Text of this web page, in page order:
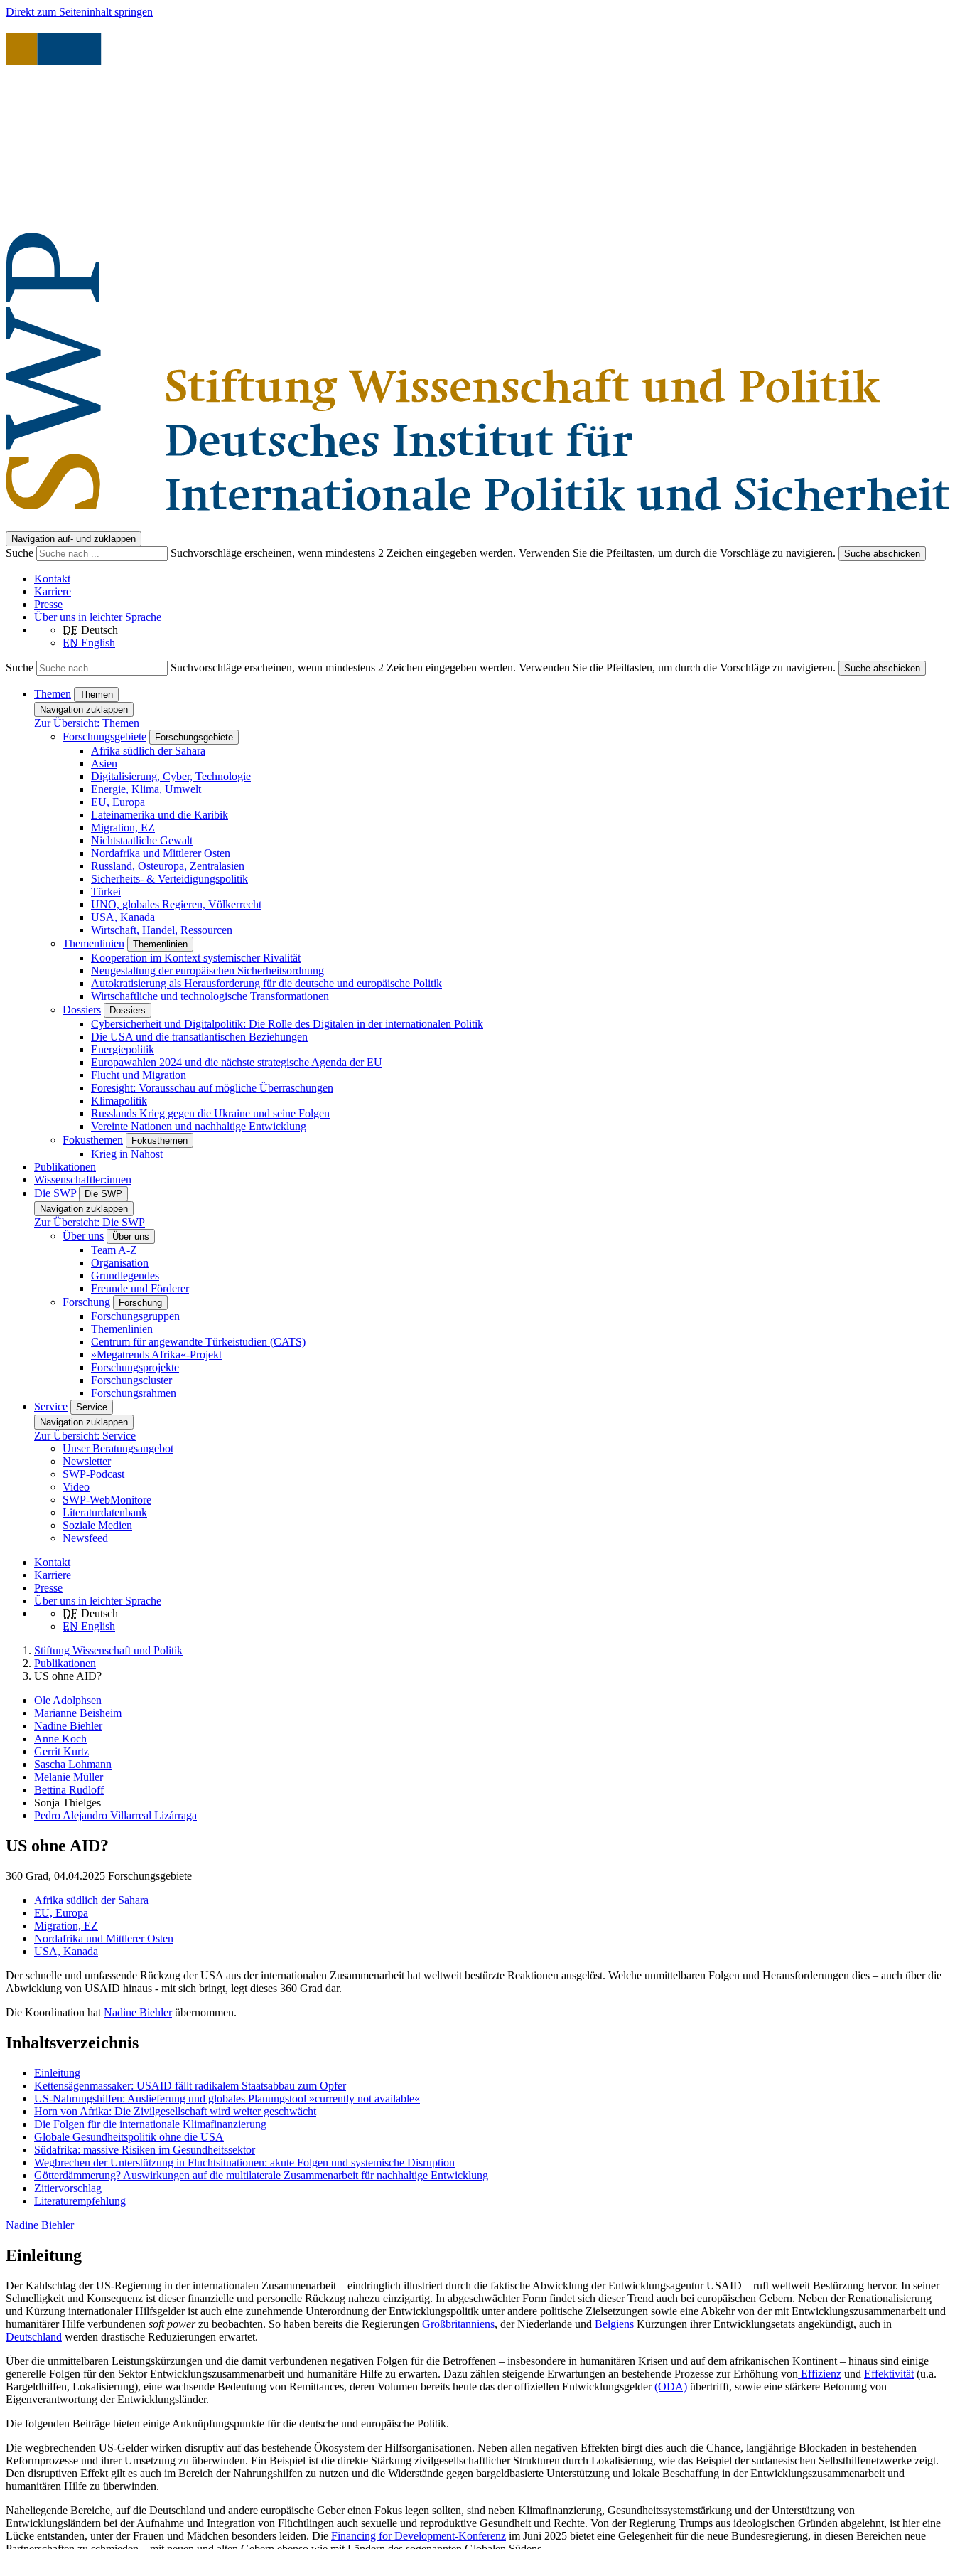
Direkt zum Seiteninhalt springen
Navigation auf- und zuklappen
Suche Suchvorschläge erscheinen, wenn mindestens 2 Zeichen eingegeben werden. Verwenden Sie die Pfeiltasten, um durch die Vorschläge zu navigieren. Suche abschicken
Kontakt
Karriere
Presse
Über uns in leichter Sprache
DE Deutsch
EN English
Suche Suchvorschläge erscheinen, wenn mindestens 2 Zeichen eingegeben werden. Verwenden Sie die Pfeiltasten, um durch die Vorschläge zu navigieren. Suche abschicken
Themen
Themen
Navigation zuklappen
Zur Übersicht: Themen
Forschungsgebiete
Forschungsgebiete
Afrika südlich der Sahara
Asien
Digitalisierung, Cyber, Technologie
Energie, Klima, Umwelt
EU, Europa
Lateinamerika und die Karibik
Migration, EZ
Nichtstaatliche Gewalt
Nordafrika und Mittlerer Osten
Russland, Osteuropa, Zentralasien
Sicherheits- & Verteidigungspolitik
Türkei
UNO, globales Regieren, Völkerrecht
USA, Kanada
Wirtschaft, Handel, Ressourcen
Themenlinien
Themenlinien
Kooperation im Kontext systemischer Rivalität
Neugestaltung der europäischen Sicherheitsordnung
Autokratisierung als Herausforderung für die deutsche und europäische Politik
Wirtschaftliche und technologische Transformationen
Dossiers
Dossiers
Cybersicherheit und Digitalpolitik: Die Rolle des Digitalen in der internationalen Politik
Die USA und die transatlantischen Beziehungen
Energiepolitik
Europawahlen 2024 und die nächste strategische Agenda der EU
Flucht und Migration
Foresight: Vorausschau auf mögliche Überraschungen
Klimapolitik
Russlands Krieg gegen die Ukraine und seine Folgen
Vereinte Nationen und nachhaltige Entwicklung
Fokusthemen
Fokusthemen
Krieg in Nahost
Publikationen
Wissenschaftler:innen
Die SWP
Die SWP
Navigation zuklappen
Zur Übersicht: Die SWP
Über uns
Über uns
Team A-Z
Organisation
Grundlegendes
Freunde und Förderer
Forschung
Forschung
Forschungsgruppen
Themenlinien
Centrum für angewandte Türkeistudien (CATS)
»Megatrends Afrika«-Projekt
Forschungsprojekte
Forschungscluster
Forschungsrahmen
Service
Service
Navigation zuklappen
Zur Übersicht: Service
Unser Beratungsangebot
Newsletter
SWP-Podcast
Video
SWP-WebMonitore
Literaturdatenbank
Soziale Medien
Newsfeed
Kontakt
Karriere
Presse
Über uns in leichter Sprache
DE Deutsch
EN English
Stiftung Wissenschaft und Politik
Publikationen
US ohne AID?
Ole Adolphsen
Marianne Beisheim
Nadine Biehler
Anne Koch
Gerrit Kurtz
Sascha Lohmann
Melanie Müller
Bettina Rudloff
Sonja Thielges
Pedro Alejandro Villarreal Lizárraga
US ohne AID?
360 Grad, 04.04.2025 Forschungsgebiete
Afrika südlich der Sahara
EU, Europa
Migration, EZ
Nordafrika und Mittlerer Osten
USA, Kanada
Der schnelle und umfassende Rückzug der USA aus der internationalen Zusammenarbeit hat weltweit bestürzte Reaktionen ausgelöst. Welche unmittelbaren Folgen und Herausforderungen dies – auch über die
Abwicklung von USAID hinaus - mit sich bringt, legt dieses 360 Grad dar.
Die Koordination hat Nadine Biehlerübernommen.
Inhaltsverzeichnis
Einleitung
Kettensägenmassaker: USAID fällt radikalem Staatsabbau zum Opfer
US-Nahrungshilfen: Auslieferung und globales Planungstool »currently not available«
Horn von Afrika: Die Zivilgesellschaft wird weiter geschwächt
Die Folgen für die internationale Klimafinanzierung
Globale Gesundheitspolitik ohne die USA
Südafrika: massive Risiken im Gesundheitssektor
Wegbrechen der Unterstützung in Fluchtsituationen: akute Folgen und systemische Disruption
Götterdämmerung? Auswirkungen auf die multilaterale Zusammenarbeit für nachhaltige Entwicklung
Zitiervorschlag
Literaturempfehlung
Nadine Biehler
Einleitung
Der Kahlschlag der US-Regierung in der internationalen Zusammenarbeit – eindringlich illustriert durch die faktische Abwicklung der Entwicklungsagentur USAID – ruft weltweit Bestürzung hervor. In seiner
Schnelligkeit und Konsequenz ist dieser finanzielle und personelle Rückzug nahezu einzigartig. In abgeschwächter Form findet sich dieser Trend auch bei europäischen Gebern. Neben der Renationalisierung
und Kürzung internationaler Hilfsgelder ist auch eine zunehmende Unterordnung der Entwicklungspolitik unter andere politische Zielsetzungen sowie eine Abkehr von der mit Entwicklungszusammenarbeit und
humanitärer Hilfe verbundenen soft powerzu beobachten. So haben bereits die Regierungen Großbritanniens, der Niederlande und Belgiens Kürzungen ihrer Entwicklungsetats angekündigt, auch in
Deutschland werden drastische Reduzierungen erwartet.
Über die unmittelbaren Leistungskürzungen und die damit verbundenen negativen Folgen für die Betroffenen – insbesondere in humanitären Krisen und auf dem afrikanischen Kontinent – hinaus sind einige
generelle Folgen für den Sektor Entwicklungszusammenarbeit und humanitäre Hilfe zu erwarten. Dazu zählen steigende Erwartungen an bestehende Prozesse zur Erhöhung von Effizienz und Effektivität (u.a.
Bargeldhilfen, Lokalisierung), eine wachsende Bedeutung von Remittances, deren Volumen bereits heute das der offiziellen Entwicklungsgelder(ODA) übertrifft, sowie eine stärkere Betonung von
Eigenverantwortung der Entwicklungsländer.
Die folgenden Beiträge bieten einige Anknüpfungspunkte für die deutsche und europäische Politik.
Die wegbrechenden US-Gelder wirken disruptiv auf das bestehende Ökosystem der Hilfsorganisationen. Neben allen negativen Effekten birgt dies auch die Chance, langjährige Blockaden in bestehenden
Reformprozesse und ihrer Umsetzung zu überwinden. Ein Beispiel ist die direkte Stärkung zivilgesellschaftlicher Strukturen durch Lokalisierung, wie das Beispiel der sudanesischen Selbsthilfenetzwerke zeigt.
Den disruptiven Effekt gilt es auch im Bereich der Nahrungshilfen zu nutzen und die Widerstände gegen bargeldbasierte Unterstützung und lokale Beschaffung in der Entwicklungszusammenarbeit und
humanitären Hilfe zu überwinden.
Naheliegende Bereiche, auf die Deutschland und andere europäische Geber einen Fokus legen sollten, sind neben Klimafinanzierung, Gesundheitssystemstärkung und der Unterstützung von
Entwicklungsländern bei der Aufnahme und Integration von Flüchtlingen auch sexuelle und reproduktive Gesundheit und Rechte. Von der Regierung Trumps aus ideologischen Gründen abgelehnt, ist hier eine
Lücke entstanden, unter der Frauen und Mädchen besonders leiden. Die Financing for Development-Konferenz im Juni 2025 bietet eine Gelegenheit für die neue Bundesregierung, in diesen Bereichen neue